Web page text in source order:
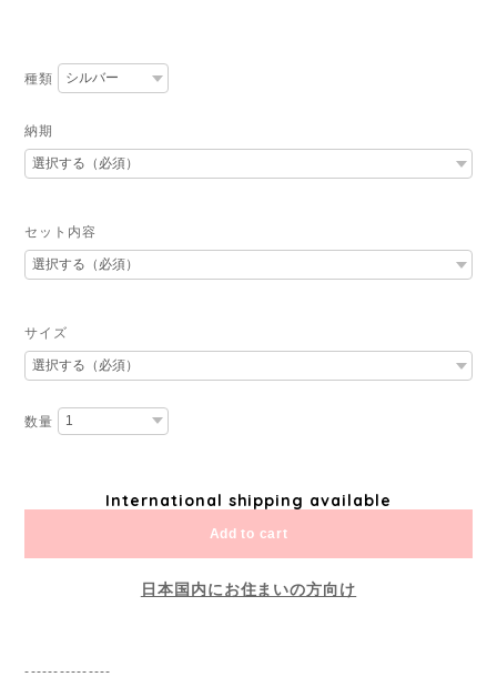
種類
納期
セット内容
サイズ
数量
International shipping available
Add to cart
日本国内にお住まいの方向け
---------------